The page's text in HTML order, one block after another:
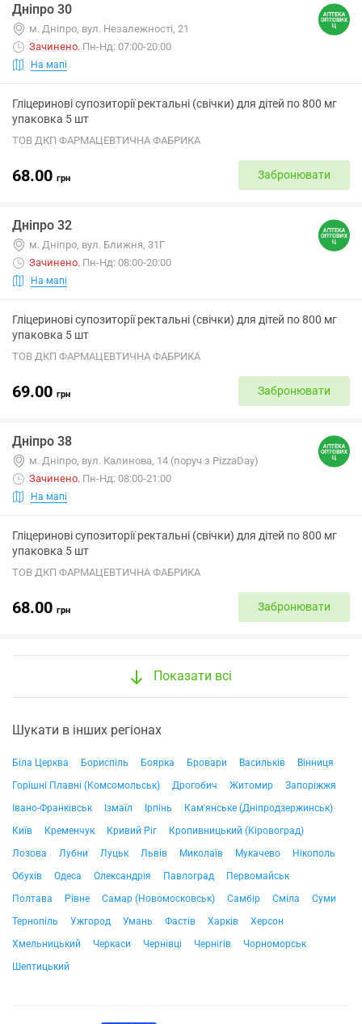
Дніпро 30
м. Дніпро, вул. Незалежності, 21
Зачинено. Пн-Нд: 07:00-20:00
На мапі
Гліцеринові супозиторії ректальні (свічки) для дітей по 800 мг
упаковка 5 шт
ТОВ ДКП ФАРМАЦЕВТИЧНА ФАБРИКА
68.00 грн Забронювати
Дніпро 32
м. Дніпро, вул. Ближня, 31Г
Зачинено. Пн-Нд: 08:00-20:00
На мапі
Гліцеринові супозиторії ректальні (свічки) для дітей по 800 мг
упаковка 5 шт
ТОВ ДКП ФАРМАЦЕВТИЧНА ФАБРИКА
69.00 грн Забронювати
Дніпро 38
м. Дніпро, вул. Калинова, 14 (поруч з PizzaDay)
Зачинено. Пн-Нд: 08:00-21:00
На мапі
Гліцеринові супозиторії ректальні (свічки) для дітей по 800 мг
упаковка 5 шт
ТОВ ДКП ФАРМАЦЕВТИЧНА ФАБРИКА
68.00 грн Забронювати
Показати всі
Шукати в інших регіонах
Біла Церква Бориспіль Боярка Бровари Васильків
Вінниця
Горішні Плавні (Комсомольськ)
Дрогобич Житомир
Запоріжжя
Івано-Франківськ
Ізмаїл Ірпінь
Кам'янське (Дніпродзержинськ)
Київ
Кременчук Кривий Ріг
Кропивницький (Кіровоград)
Лозова
Лубни Луцьк Львів Миколаїв Мукачево
Нікополь
Обухів
Одеса Олександрія Павлоград
Первомайськ
Полтава
Рівне Самар (Новомосковськ) Самбір Сміла
Суми
Тернопіль
Ужгород Умань Фастів Харків
Херсон
Хмельницький
Черкаси Чернівці Чернігів
Чорноморськ
Шептицький